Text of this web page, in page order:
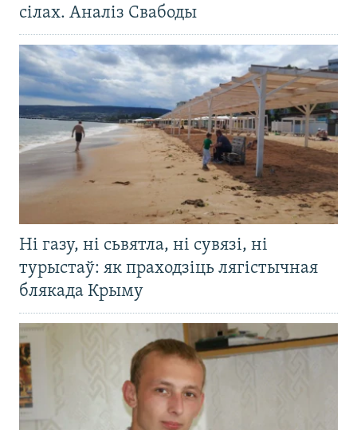
сілах. Аналіз Свабоды
Ні газу, ні сьвятла, ні сувязі, ні
турыстаў: як праходзіць лягістычная
блякада Крыму